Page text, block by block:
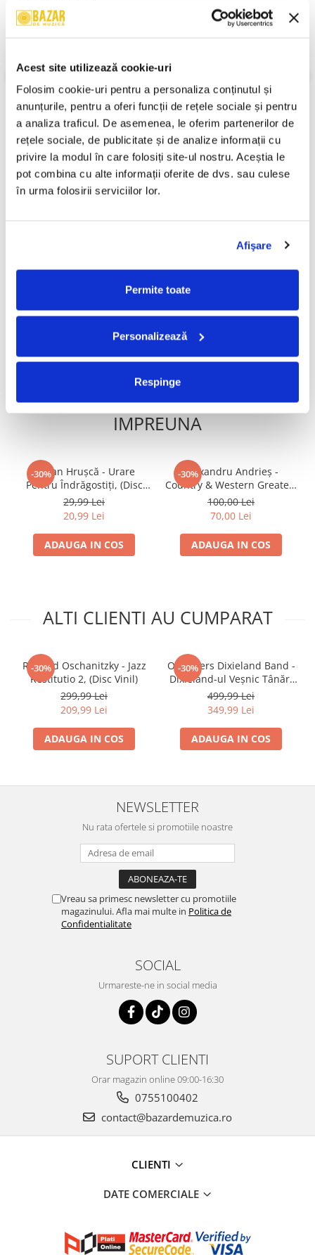
Acest site utilizează cookie-uri
Folosim cookie-uri pentru a personaliza conținutul și
anunțurile, pentru a oferi funcții de rețele sociale și pentru
a analiza traficul. De asemenea, le oferim partenerilor de
rețele sociale, de publicitate și de analize informații cu
privire la modul în care folosiți site-ul nostru. Aceștia le
pot combina cu alte informații oferite de dvs. sau culese
în urma folosirii serviciilor lor.
Afişare
Permite toate
Personalizează
Respinge
B3. Bowing And Scraping
Stare Disc:Mint (M)
Stare Coperta:Near Mint (NM or M-)
Informatii conformitate produs
Review-uri(0)
Restitutio 2, (Disc Vinil)
Intonation - Passing The
Planets, (Disc Vinil)
FRECVENT CUMPARATE
IMPREUNA
-30%
Ștefan Hrușcă - Urare
Pentru Îndrăgostiți, (Disc
Vinil)
29,99 Lei
20,99 Lei
ADAUGA IN COS
-30%
Alexandru Andrieș -
Country & Western Greatest
Hits (III), (Disc Vinil)
100,00 Lei
70,00 Lei
ADAUGA IN COS
ALTI CLIENTI AU CUMPARAT
-30%
Richard Oschanitzky - Jazz
Restitutio 2, (Disc Vinil)
299,99 Lei
209,99 Lei
ADAUGA IN COS
-30%
Oldtimers Dixieland Band -
Dixieland-ul Veșnic Tânăr,
(Disc Vinil)
499,99 Lei
349,99 Lei
ADAUGA IN COS
NEWSLETTER
Nu rata ofertele si promotiile noastre
Vreau sa primesc newsletter cu promotiile
magazinului. Afla mai multe in Politica de
Confidentialitate
SOCIAL
Urmareste-ne in social media
SUPORT CLIENTI
Orar magazin online 09:00-16:30
0755100402
contact@bazardemuzica.ro
CLIENTI
DATE COMERCIALE